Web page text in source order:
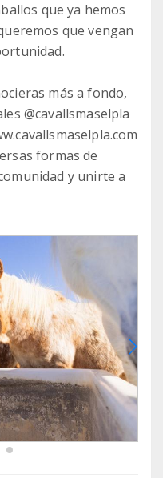
que ya hemos
que vengan
más a fondo,
@cavallsmaselpla
formas de
y unirte a